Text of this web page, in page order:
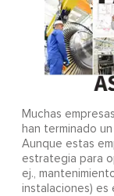
Muchas
han terminado
Aunque estas
estrategia para
ej.,
instalaciones) es